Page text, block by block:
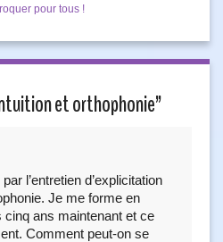
pour tous !
et orthophonie”
l’entretien d’explicitation
Je me forme en
cinq ans maintenant et ce
Comment peut-on se